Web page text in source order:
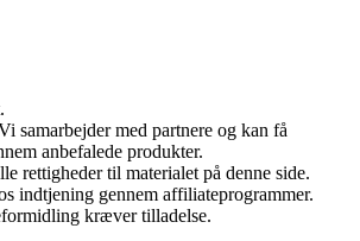
samarbejder med partnere og kan få
anbefalede produkter.
rettigheder til materialet på denne side.
indtjening gennem affiliateprogrammer.
kræver tilladelse.